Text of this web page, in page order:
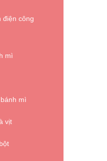
điện công
mì
mì
vịt